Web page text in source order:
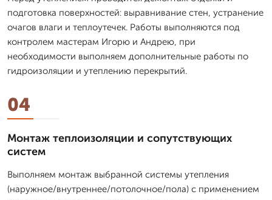
подготовка поверхностей: выравнивание стен, устранение
очагов влаги и теплоутечек. Работы выполняются под
контролем мастерам Игорю и Андрею, при
необходимости выполняем дополнительные работы по
гидроизоляции и утеплению перекрытий.
04
Монтаж теплоизоляции и сопутствующих
систем
Выполняем монтаж выбранной системы утепления
(наружное/внутреннее/потолочное/пола) с применением